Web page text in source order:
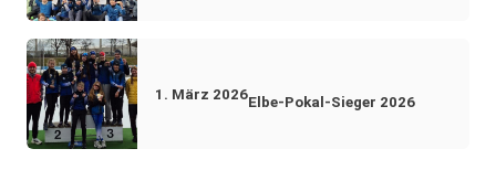
1. März 2026Elbe-Pokal-Sieger 2026